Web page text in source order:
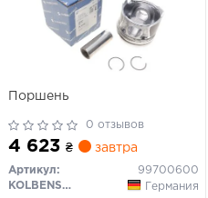
Поршень
0 отзывов
4 623 ₴ завтра
Артикул:
99700600
KOLBENSCHMIDT
Германия